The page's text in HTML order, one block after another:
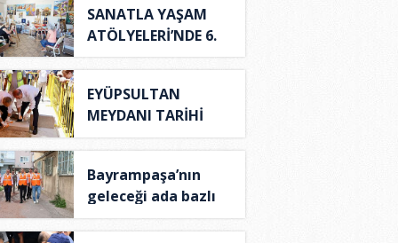
SANATLA YAŞAM
ATÖLYELERİ’NDE 6.
DÖN..
EYÜPSULTAN
MEYDANI TARİHİ
KİMLİĞİNE..
Bayrampaşa’nın
geleceği ada bazlı
d..